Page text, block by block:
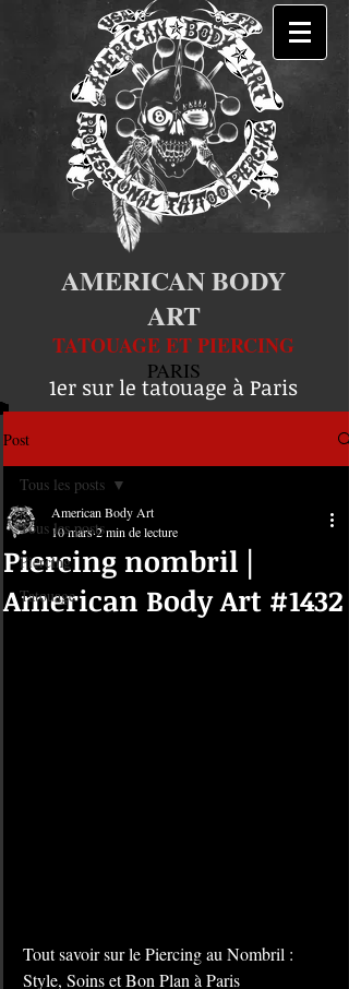
AMERICAN BODY
ART
TATOUAGE ET PIERCING
PARIS
1er sur le tatouage à Paris
Post
Tous les posts
Piercing
Tatouage
Tous les posts
Piercing nombril |
American Body Art #1432
American Body Art
10 mars2 min de lecture
Tout savoir sur le Piercing au Nombril :
Style, Soins et Bon Plan à Paris